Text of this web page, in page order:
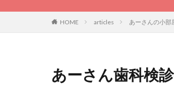
HOME articles あーさんの小部
あーさん歯科検